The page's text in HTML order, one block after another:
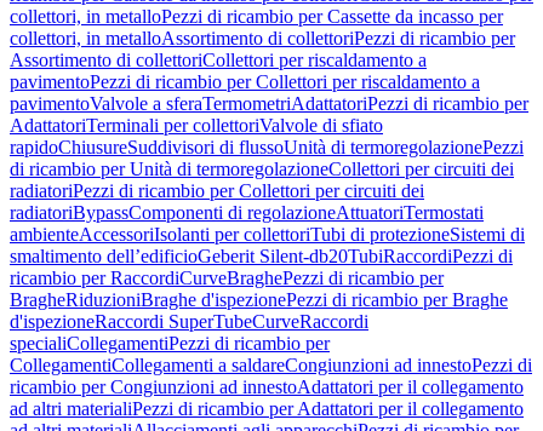
collettori, in metalloPezzi di ricambio per Cassette da incasso per
collettori, in metalloAssortimento di collettoriPezzi di ricambio per
Assortimento di collettoriCollettori per riscaldamento a
pavimentoPezzi di ricambio per Collettori per riscaldamento a
pavimentoValvole a sferaTermometriAdattatoriPezzi di ricambio per
AdattatoriTerminali per collettoriValvole di sfiato
rapidoChiusureSuddivisori di flussoUnità di termoregolazionePezzi
di ricambio per Unità di termoregolazioneCollettori per circuiti dei
radiatoriPezzi di ricambio per Collettori per circuiti dei
radiatoriBypassComponenti di regolazioneAttuatoriTermostati
ambienteAccessoriIsolanti per collettoriTubi di protezioneSistemi di
smaltimento dell’edificioGeberit Silent-db20TubiRaccordiPezzi di
ricambio per RaccordiCurveBraghePezzi di ricambio per
BragheRiduzioniBraghe d'ispezionePezzi di ricambio per Braghe
d'ispezioneRaccordi SuperTubeCurveRaccordi
specialiCollegamentiPezzi di ricambio per
CollegamentiCollegamenti a saldareCongiunzioni ad innestoPezzi di
ricambio per Congiunzioni ad innestoAdattatori per il collegamento
ad altri materialiPezzi di ricambio per Adattatori per il collegamento